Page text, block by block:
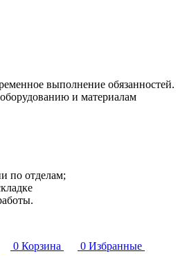
выполнение обязанностей.
и материалам
по отделам;
0 Корзина 0 Избранные